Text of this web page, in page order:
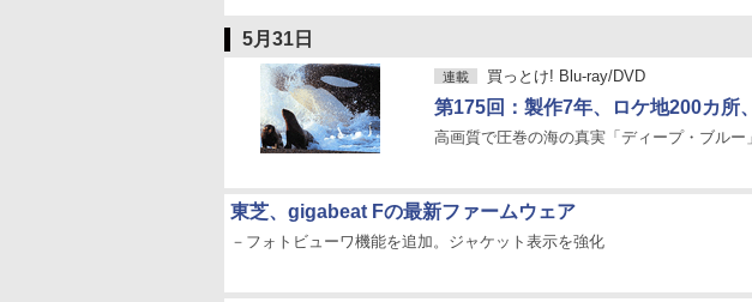
5月31日
連載 買っとけ! Blu-ray/DVD
第175回：製作7年、ロケ地200カ所
高画質で圧巻の海の真実「ディープ・ブルー」
東芝、gigabeat Fの最新ファームウェア
－フォトビューワ機能を追加。ジャケット表示を強化